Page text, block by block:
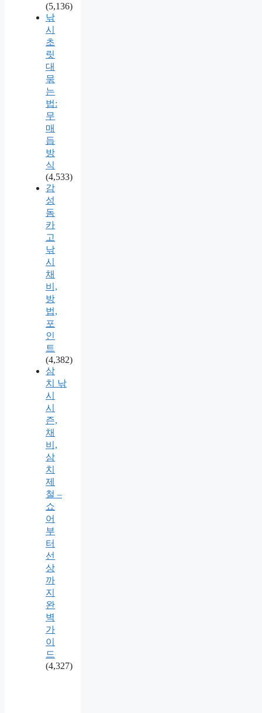
(5,136)
낚
시
초
릿
대
묶
는
법:
무
매
듭
방
식
(4,533)
감
성
돔
카
고
낚
시
채
비,
방
법,
포
인
트
(4,382)
삼
치 낚
시
시
즌,
채
비,
삼
치
제
철 –
쇼
어
부
터
선
상
까
지
완
벽
가
이
드
(4,327)